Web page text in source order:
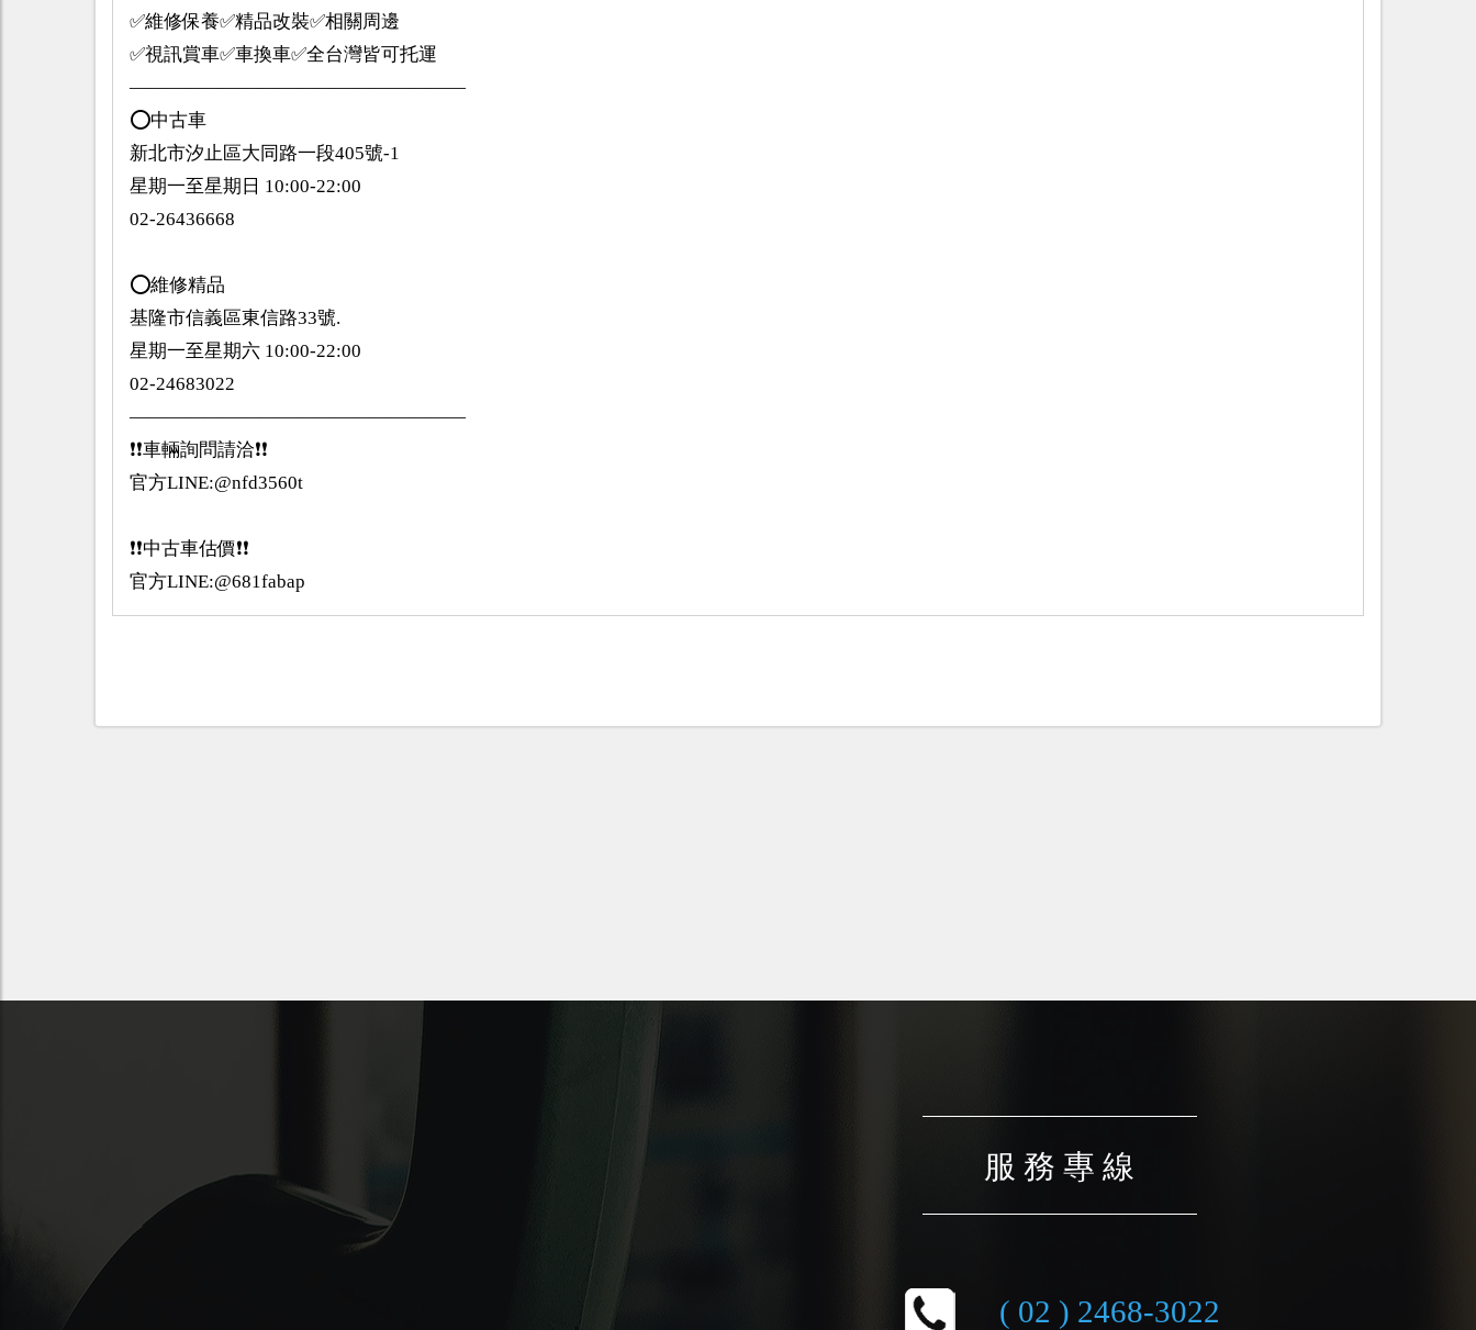
✅維修保養✅精品改裝✅相關周邊
✅視訊賞車✅車換車✅全台灣皆可托運
——————————————————
⭕️中古車
新北市汐止區大同路一段405號-1
星期一至星期日 10:00-22:00
02-26436668
⭕️維修精品
基隆市信義區東信路33號.
星期一至星期六 10:00-22:00
02-24683022
——————————————————
❗️❗️車輛詢問請洽❗️❗️
官方LINE:@nfd3560t
❗️❗️中古車估價❗️❗️
官方LINE:@681fabap
服 務 專 線
( 02 ) 2468-3022